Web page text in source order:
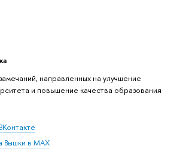
направленных на улучшение
и повышение качества образования
Вышки в MAX